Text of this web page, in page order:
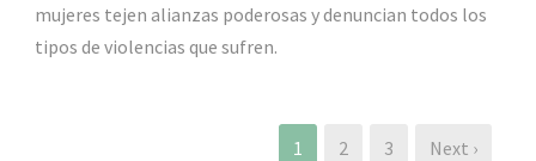
mujeres tejen alianzas poderosas y denuncian todos los
tipos de violencias que sufren.
1 2 3 Next ›